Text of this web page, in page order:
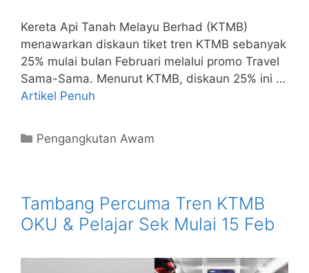
Kereta Api Tanah Melayu Berhad (KTMB)
menawarkan diskaun tiket tren KTMB sebanyak
25% mulai bulan Februari melalui promo Travel
Sama-Sama. Menurut KTMB, diskaun 25% ini …
Artikel Penuh
Categories
Pengangkutan Awam
Tambang Percuma Tren KTMB
OKU & Pelajar Sek Mulai 15 Feb